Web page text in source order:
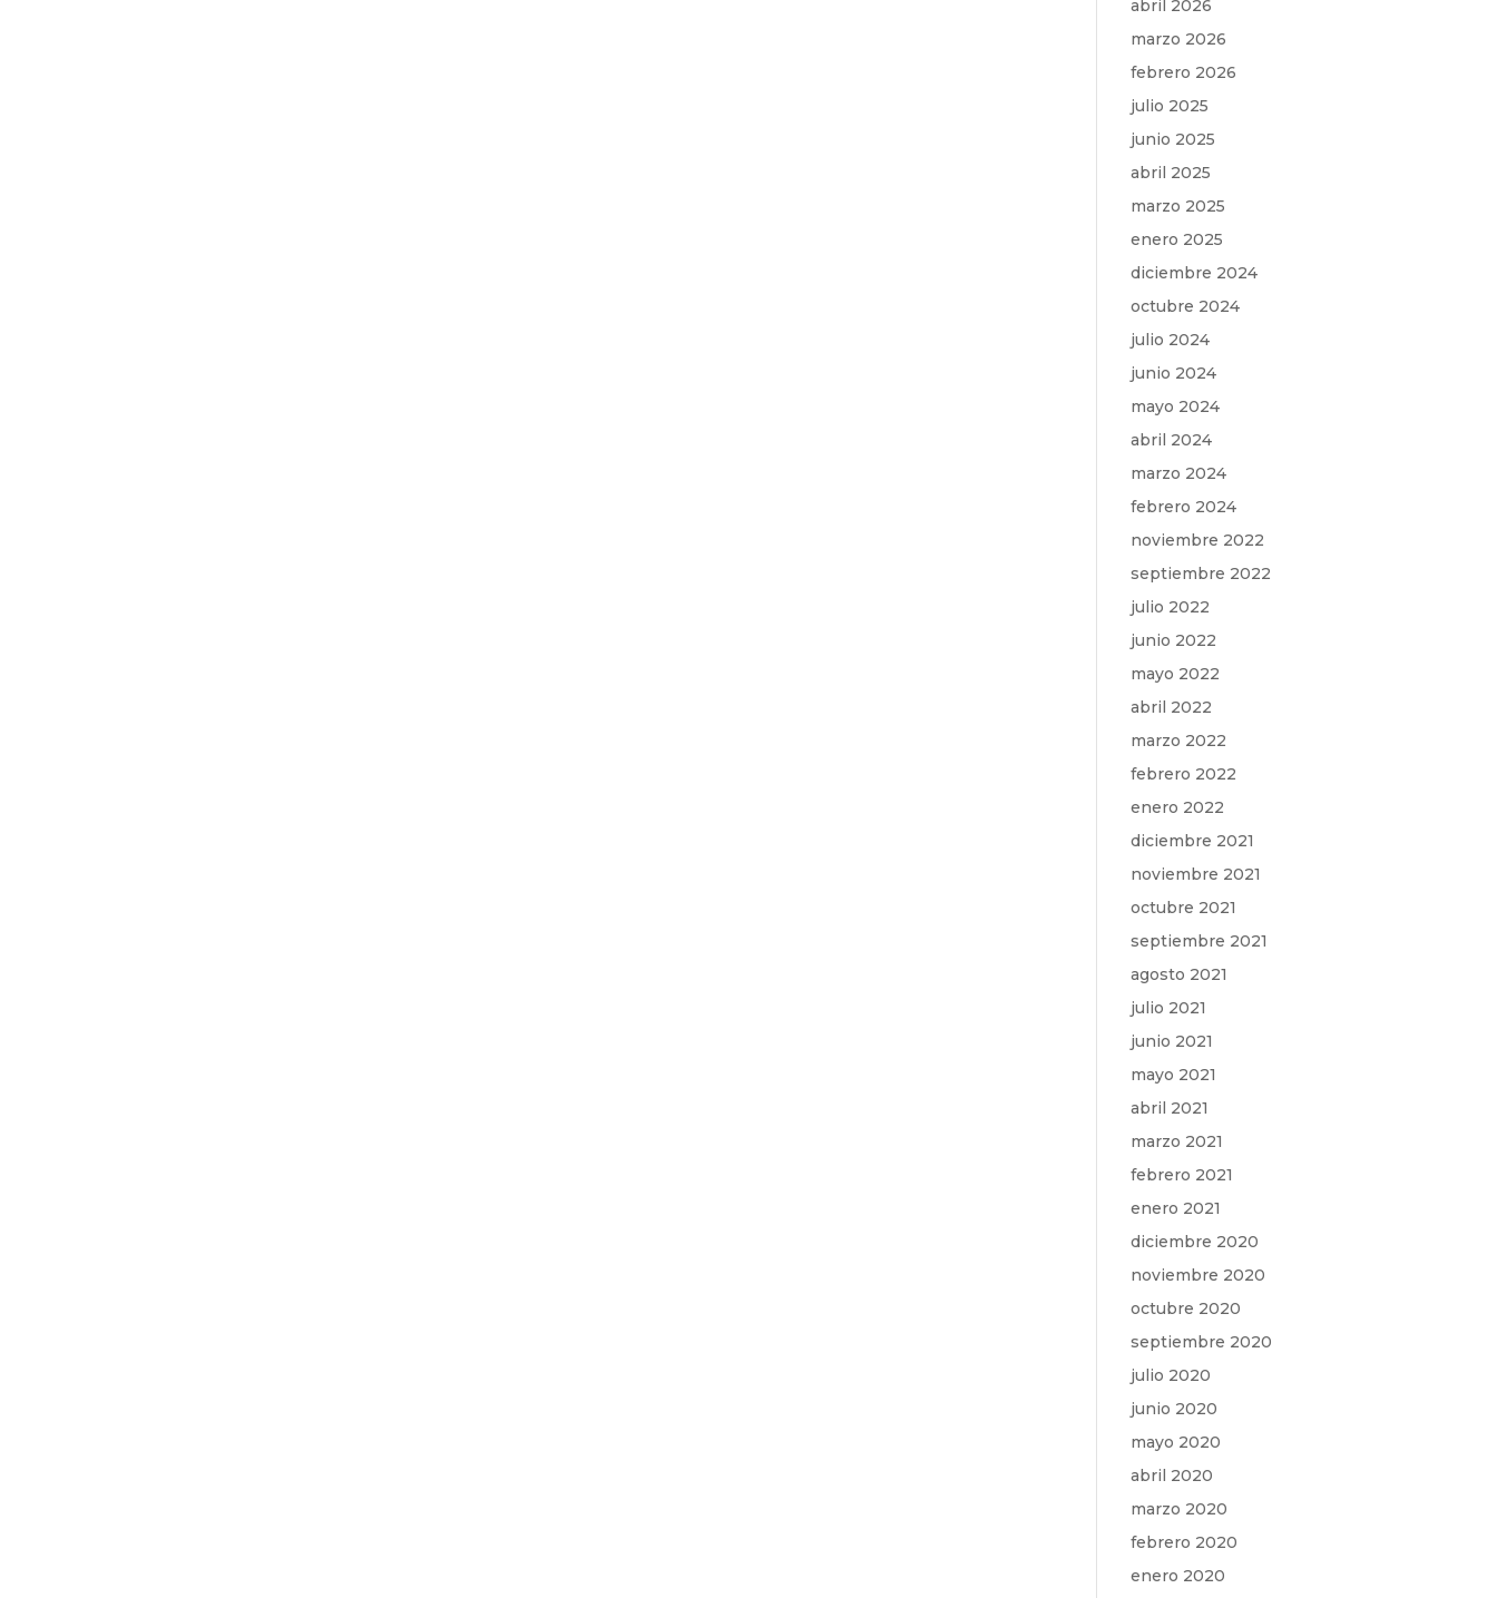
abril 2026
marzo 2026
febrero 2026
julio 2025
junio 2025
abril 2025
marzo 2025
enero 2025
diciembre 2024
octubre 2024
julio 2024
junio 2024
mayo 2024
abril 2024
marzo 2024
febrero 2024
noviembre 2022
septiembre 2022
julio 2022
junio 2022
mayo 2022
abril 2022
marzo 2022
febrero 2022
enero 2022
diciembre 2021
noviembre 2021
octubre 2021
septiembre 2021
agosto 2021
julio 2021
junio 2021
mayo 2021
abril 2021
marzo 2021
febrero 2021
enero 2021
diciembre 2020
noviembre 2020
octubre 2020
septiembre 2020
julio 2020
junio 2020
mayo 2020
abril 2020
marzo 2020
febrero 2020
enero 2020